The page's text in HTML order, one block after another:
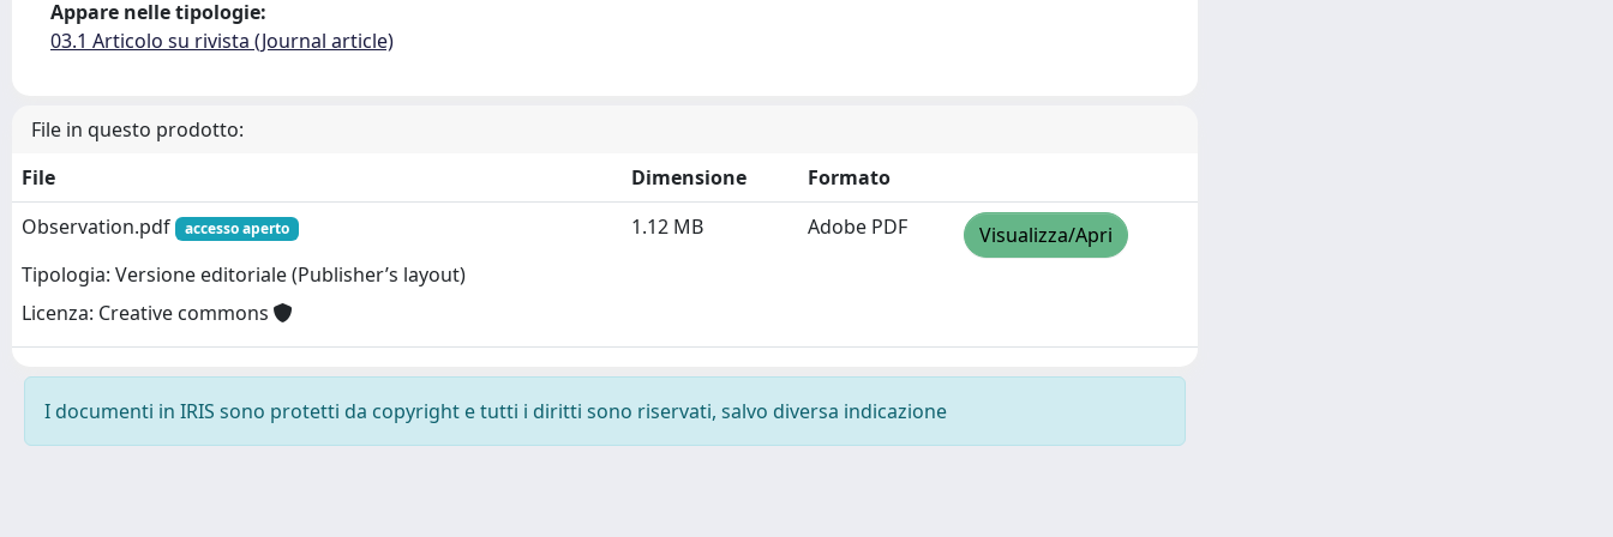
Appare nelle tipologie:
03.1 Articolo su rivista (Journal article)
File in questo prodotto:
File
Dimensione
Formato
Observation.pdf
accesso aperto
Tipologia: Versione editoriale (Publisher’s layout)
Licenza: Creative commons
1.12 MB Adobe PDF Visualizza/Apri
I documenti in IRIS sono protetti da copyright e tutti i diritti sono riservati, salvo diversa indicazione